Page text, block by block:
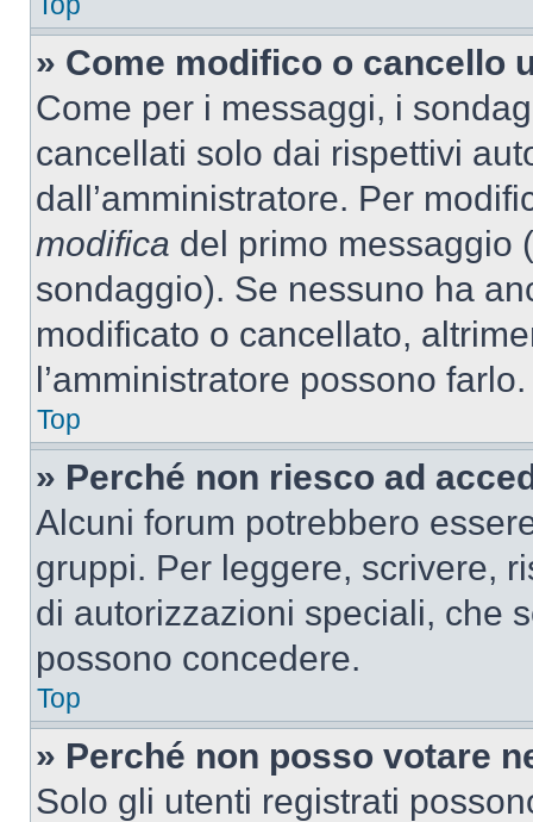
» Come modifico o cancello
Come per i messaggi, i
cancellati solo dai rispettivi
dall’amministratore. Per
modifica del primo messaggio
sondaggio). Se nessuno ha
modificato o cancellato,
l’amministratore possono farlo.
Top
» Perché non riesco ad
Alcuni forum potrebbero
gruppi. Per leggere, scrivere,
di autorizzazioni speciali, che
possono concedere.
Top
» Perché non posso votare
Solo gli utenti registrati